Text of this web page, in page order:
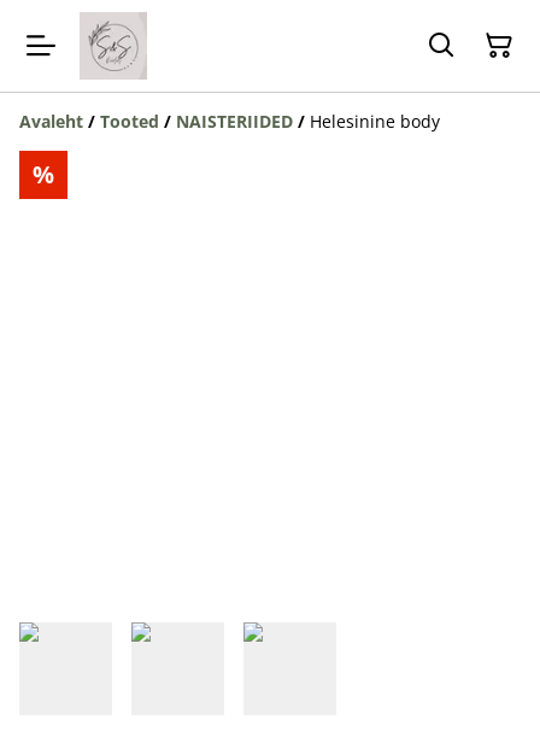
Avaleht / Tooted / NAISTERIIDED / Helesinine body
%